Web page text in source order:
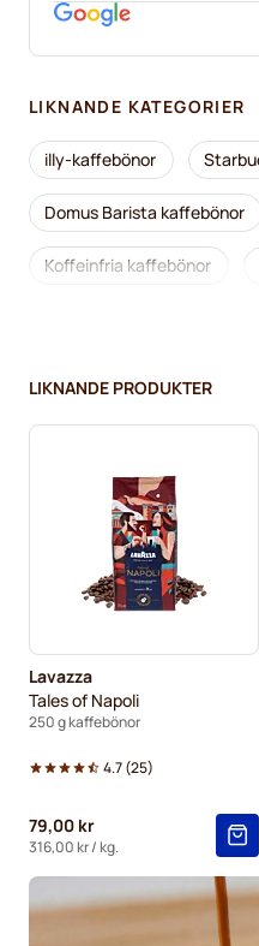
LIKNANDE KATEGORIER
illy-kaffebönor
Domus Barista kaffebönor
Koffeinfria kaffebönor
Hela kaffebönor från Lavazza
Delonghi-
LIKNANDE PRODUKTER
Lavazza
Tales of Napoli
250 g kaffebönor
4.7(25)
79,00 kr
316,00 kr/ kg.